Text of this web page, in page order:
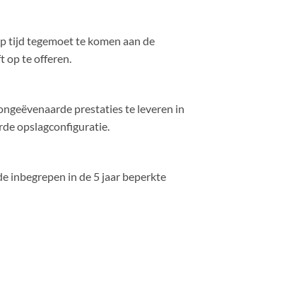
tijd tegemoet te komen aan de
op te offeren.
prestaties te leveren in
opslagconfiguratie.
inbegrepen in de 5 jaar beperkte